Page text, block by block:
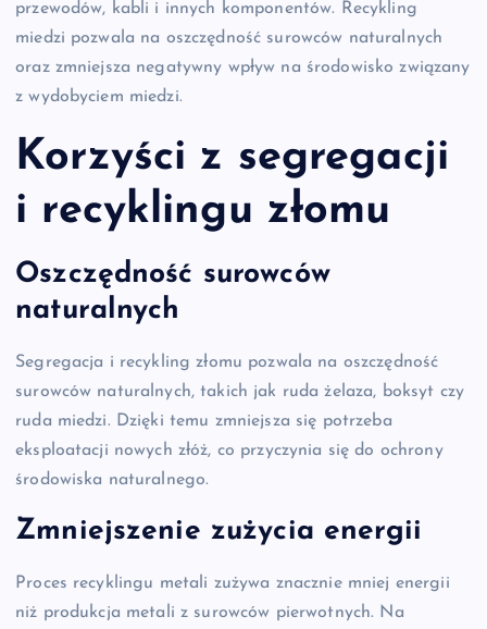
przewodów, kabli i innych komponentów. Recykling
miedzi pozwala na oszczędność surowców naturalnych
oraz zmniejsza negatywny wpływ na środowisko związany
z wydobyciem miedzi.
Korzyści z segregacji
i recyklingu złomu
Oszczędność surowców
naturalnych
Segregacja i recykling złomu pozwala na oszczędność
surowców naturalnych, takich jak ruda żelaza, boksyt czy
ruda miedzi. Dzięki temu zmniejsza się potrzeba
eksploatacji nowych złóż, co przyczynia się do ochrony
środowiska naturalnego.
Zmniejszenie zużycia energii
Proces recyklingu metali zużywa znacznie mniej energii
niż produkcja metali z surowców pierwotnych. Na